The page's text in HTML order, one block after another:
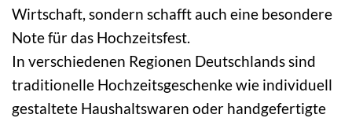
Wirtschaft, sondern schafft auch eine besondere
Note für das Hochzeitsfest.
In verschiedenen Regionen Deutschlands sind
traditionelle Hochzeitsgeschenke wie individuell
gestaltete Haushaltswaren oder handgefertigte